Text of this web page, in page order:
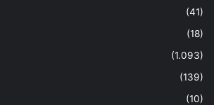
(41)
(18)
(1.093)
(139)
(10)